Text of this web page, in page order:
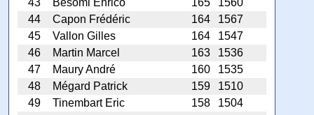
43
Besomi Enrico 165
1560
44
Capon Frédéric 164
1567
45
Vallon Gilles 164
1547
46
Martin Marcel 163
1536
47
Maury André 160
1535
48
Mégard Patrick 159
1510
49
Tinembart Eric 158
1504